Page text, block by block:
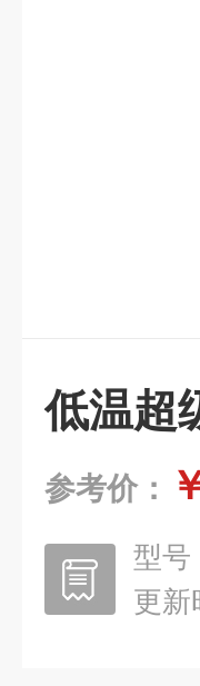
低温超
参考价：
型号
更新